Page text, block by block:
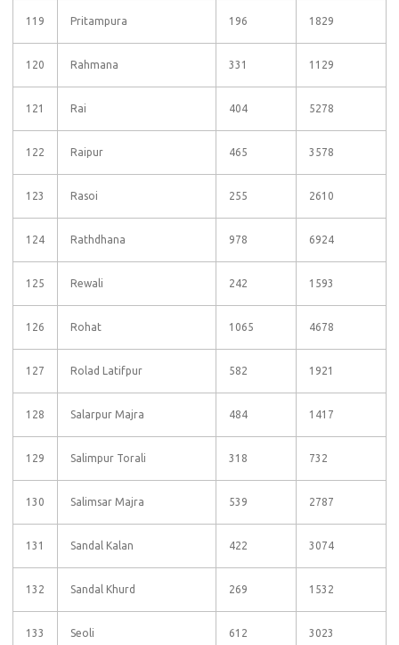
119 Pritampura 196 1829
120 Rahmana 331 1129
121 Rai 404 5278
122 Raipur 465 3578
123 Rasoi 255 2610
124 Rathdhana 978 6924
125 Rewali 242 1593
126 Rohat 1065 4678
127 Rolad Latifpur 582 1921
128 Salarpur Majra 484 1417
129 Salimpur Torali 318 732
130 Salimsar Majra 539 2787
131 Sandal Kalan 422 3074
132 Sandal Khurd 269 1532
133 Seoli 612 3023